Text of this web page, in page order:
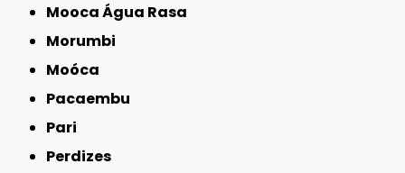
Mooca Água Rasa
Morumbi
Moóca
Pacaembu
Pari
Perdizes